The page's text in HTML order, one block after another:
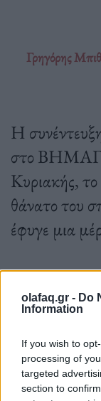
olafaq.gr - Do
Information
If you wish to
processing of
targeted
section to
Γρηγόρης
Η
στο
Κυριακής, το
θάνατο του
έφυγε μια